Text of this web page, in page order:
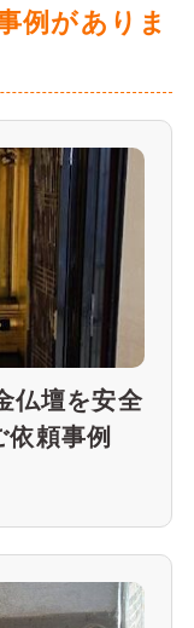
例がありま
仏壇を安全
依頼事例